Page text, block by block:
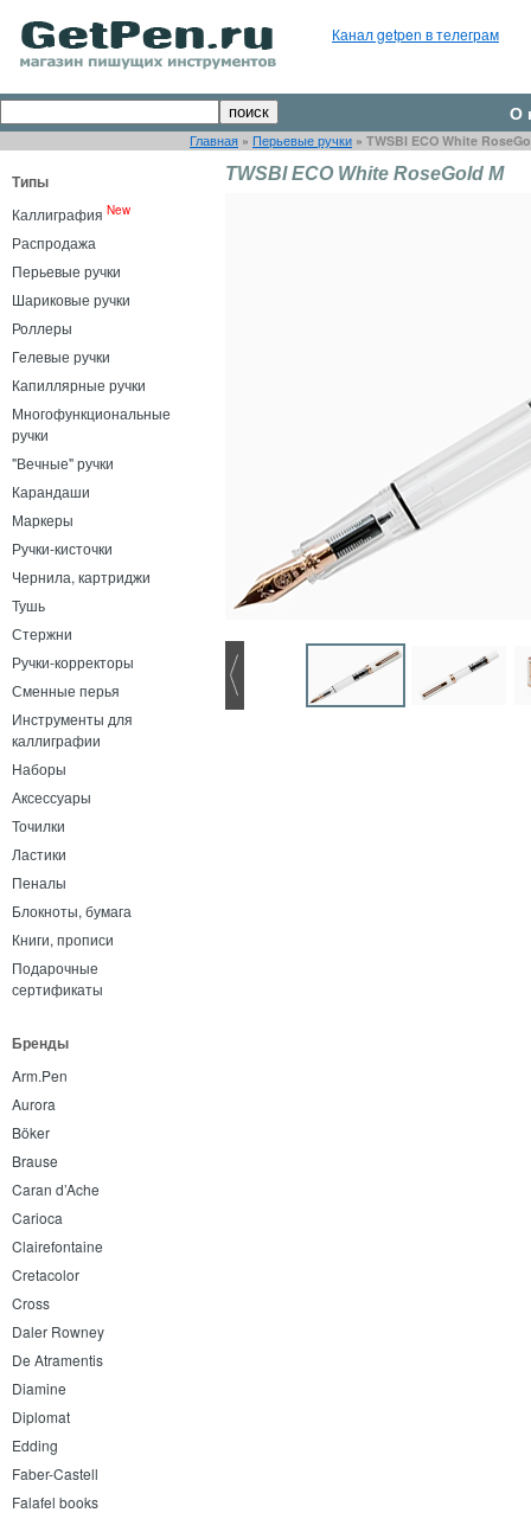
Канал getpen в телеграм
О
Главная » Перьевые ручки » TWSBI ECO White
Типы
Каллиграфия New
Распродажа
Перьевые ручки
Шариковые ручки
Роллеры
Гелевые ручки
Капиллярные ручки
Многофункциональные
ручки
"Вечные" ручки
Карандаши
Маркеры
Ручки-кисточки
Чернила, картриджи
Тушь
Стержни
Ручки-корректоры
Сменные перья
Инструменты для
каллиграфии
Наборы
Аксессуары
Точилки
Ластики
Пеналы
Блокноты, бумага
Книги, прописи
Подарочные
сертификаты
Бренды
Arm.Pen
Aurora
Böker
Brause
Caran d’Ache
Carioca
Clairefontaine
Cretacolor
Cross
Daler Rowney
De Atramentis
Diamine
Diplomat
Edding
Faber-Castell
Falafel books
TWSBI ECO White RoseGold M